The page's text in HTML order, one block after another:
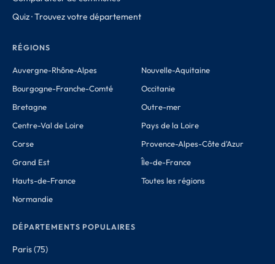
Quiz · Trouvez votre département
RÉGIONS
Auvergne-Rhône-Alpes
Bourgogne-Franche-Comté
Bretagne
Centre-Val de Loire
Corse
Grand Est
Hauts-de-France
Normandie
Nouvelle-Aquitaine
Occitanie
Outre-mer
Pays de la Loire
Provence-Alpes-Côte d'Azur
Île-de-France
Toutes les régions
DÉPARTEMENTS POPULAIRES
Paris (75)